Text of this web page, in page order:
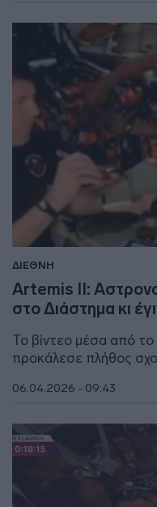
ΔΙΕΘΝΗ
Artemis II:
στο Διάστημα κι
Το βίντεο μέσα από
προκάλεσε πλήθος
06.04.2026 - 09:43